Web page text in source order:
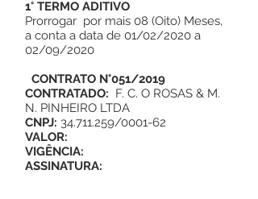
1° TERMO ADITIVO
Prorrogar por mais 08 (Oito) Meses,
a conta a data de 01/02/2020 a
02/09/2020
CONTRATO N°051/2019
CONTRATADO: F. C. O ROSAS & M.
N. PINHEIRO LTDA
CNPJ: 34.711.259/0001-62
VALOR:
VIGÊNCIA:
ASSINATURA: